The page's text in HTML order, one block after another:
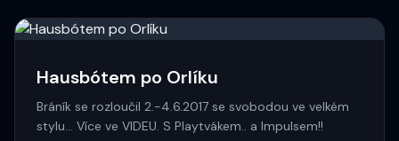
Hausbótem po Orlíku
Bráník se rozloučil 2.-4.6.2017 se svobodou ve velkém
stylu... Více ve VIDEU. S Playtvákem.. a Impulsem!!